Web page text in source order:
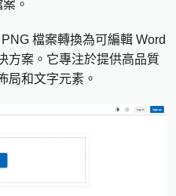
。
檔案轉換為可編輯 Word
方案。它專注於提供高品質
局和文字元素。